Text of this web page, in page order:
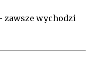
wychodzi